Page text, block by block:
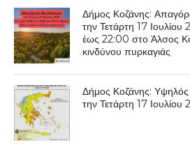
Δήμος Κοζάνης:
την Τετάρτη 17
έως 22:00 στο Άλσος
κινδύνου πυρκαγιάς
Δήμος Κοζάνης: Υψηλός
την Τετάρτη 17 Ιουλίου